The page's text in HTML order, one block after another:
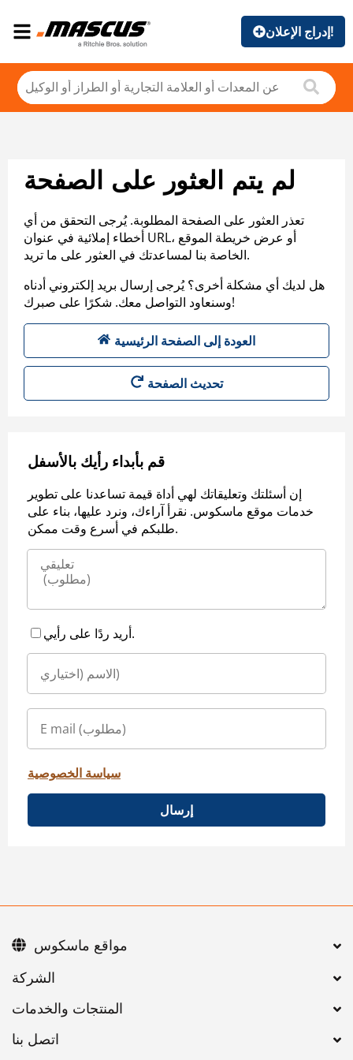
إدراج الإعلان!
لم يتم العثور على الصفحة
تعذر العثور على الصفحة المطلوبة. يُرجى التحقق من أي
أخطاء إملائية في عنوان URL، أو عرض خريطة الموقع
الخاصة بنا لمساعدتك في العثور على ما تريد.
هل لديك أي مشكلة أخرى؟ يُرجى إرسال بريد إلكتروني أدناه
وسنعاود التواصل معك. شكرًا على صبرك!
العودة إلى الصفحة الرئيسية
تحديث الصفحة
قم بأبداء رأيك بالأسفل
إن أسئلتك وتعليقاتك لهي أداة قيمة تساعدنا على تطوير
خدمات موقع ماسكوس. نقرأ آراءك، ونرد عليها، بناء على
طلبكم في أسرع وقت ممكن.
أريد ردًا على رأيي.
سياسة الخصوصية
إرسال
اتصل بنا
مواقع ماسكوس